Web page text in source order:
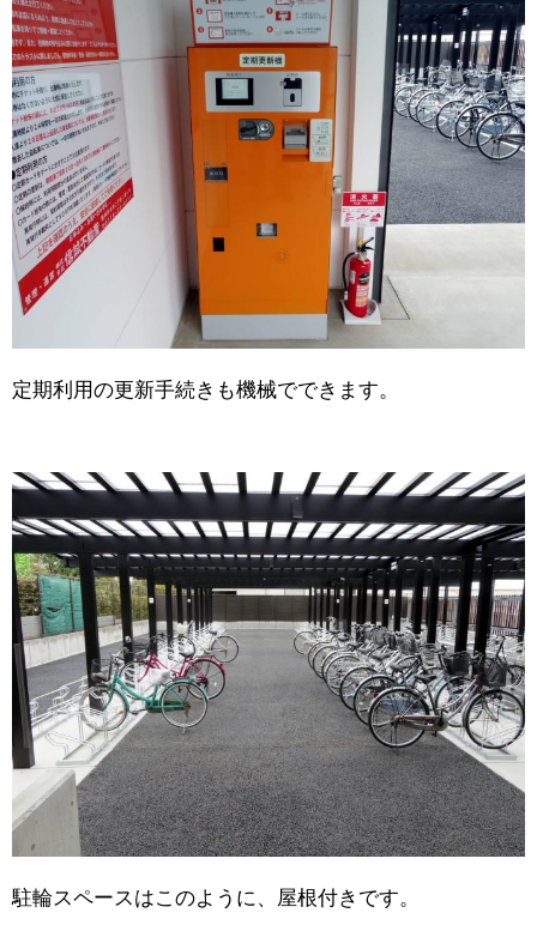
定期利用の更新手続きも機械でできます。
駐輪スペースはこのように、屋根付きです。